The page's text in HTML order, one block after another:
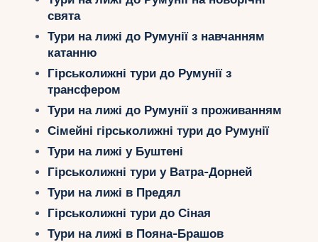
Блог
Контакти
Укр
Ру
свята
Тури на лижі до Румунії з навчанням
катанню
Гірськолижні тури до Румунії з
трансфером
Тури на лижі до Румунії з проживанням
Сімейні гірськолижні тури до Румунії
Тури на лижі у Буштені
Гірськолижні тури у Ватра-Дорней
Тури на лижі в Предял
Гірськолижні тури до Сіная
Тури на лижі в Пояна-Брашов